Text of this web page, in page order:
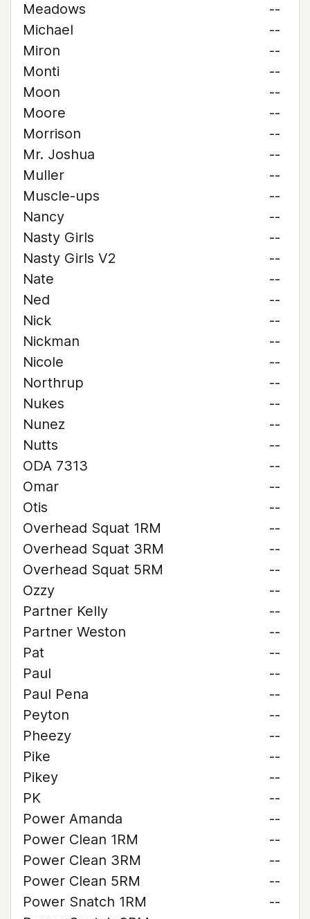
Meadows
--
Michael
--
Miron
--
Monti
--
Moon
--
Moore
--
Morrison
--
Mr. Joshua
--
Muller
--
Muscle-ups
--
Nancy
--
Nasty Girls
--
Nasty Girls V2
--
Nate
--
Ned
--
Nick
--
Nickman
--
Nicole
--
Northrup
--
Nukes
--
Nunez
--
Nutts
--
ODA 7313
--
Omar
--
Otis
--
Overhead Squat 1RM
--
Overhead Squat 3RM
--
Overhead Squat 5RM
--
Ozzy
--
Partner Kelly
--
Partner Weston
--
Pat
--
Paul
--
Paul Pena
--
Peyton
--
Pheezy
--
Pike
--
Pikey
--
PK
--
Power Amanda
--
Power Clean 1RM
--
Power Clean 3RM
--
Power Clean 5RM
--
Power Snatch 1RM
--